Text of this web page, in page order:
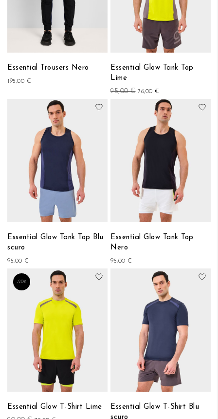
Essential Trousers Nero
195,00 €
Essential Glow Tank Top
Lime
95,00 € 76,00 €
Essential Glow Tank Top Blu
scuro
95,00 €
Aggiungi alla lista desideri
Essential Glow Tank Top
Nero
95,00 €
-20%
Essential Glow T-Shirt Lime
Aggiungi alla lista desideri
Essential Glow T-Shirt Blu
scuro